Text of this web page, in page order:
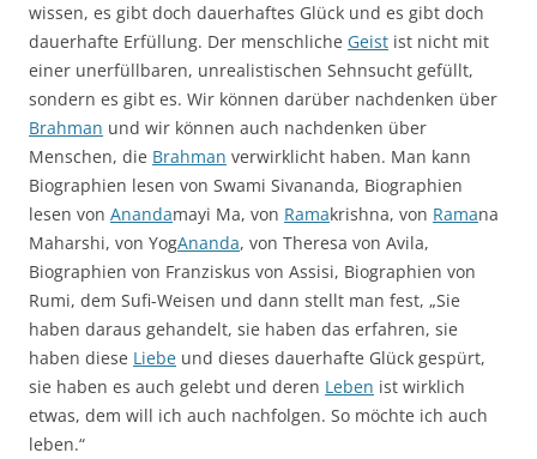
wissen, es gibt doch dauerhaftes Glück und es gibt doch
dauerhafte Erfüllung. Der menschliche Geist ist nicht mit
einer unerfüllbaren, unrealistischen Sehnsucht gefüllt,
sondern es gibt es. Wir können darüber nachdenken über
Brahman und wir können auch nachdenken über
Menschen, die Brahman verwirklicht haben. Man kann
Biographien lesen von Swami Sivananda, Biographien
lesen von Anandamayi Ma, von Ramakrishna, von Ramana
Maharshi, von YogAnanda, von Theresa von Avila,
Biographien von Franziskus von Assisi, Biographien von
Rumi, dem Sufi-Weisen und dann stellt man fest, „Sie
haben daraus gehandelt, sie haben das erfahren, sie
haben diese Liebe und dieses dauerhafte Glück gespürt,
sie haben es auch gelebt und deren Leben ist wirklich
etwas, dem will ich auch nachfolgen. So möchte ich auch
leben.“